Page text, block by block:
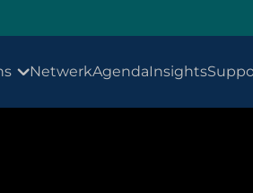
NetwerkAgendaInsights